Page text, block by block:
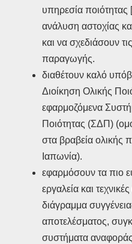
υπηρεσία
ανάλυση αστοχίας
και να σχεδιάσουν
παραγωγής.
διαθέτουν καλό
Διοίκηση Ολικής
εφαρμοζόμενα
Ποιότητας (ΣΔΠ)
στα βραβεία ολικής
Ιαπωνία).
εφαρμόσουν τα πιο
εργαλεία και
διάγραμμα
αποτελέσματος,
συστήματα